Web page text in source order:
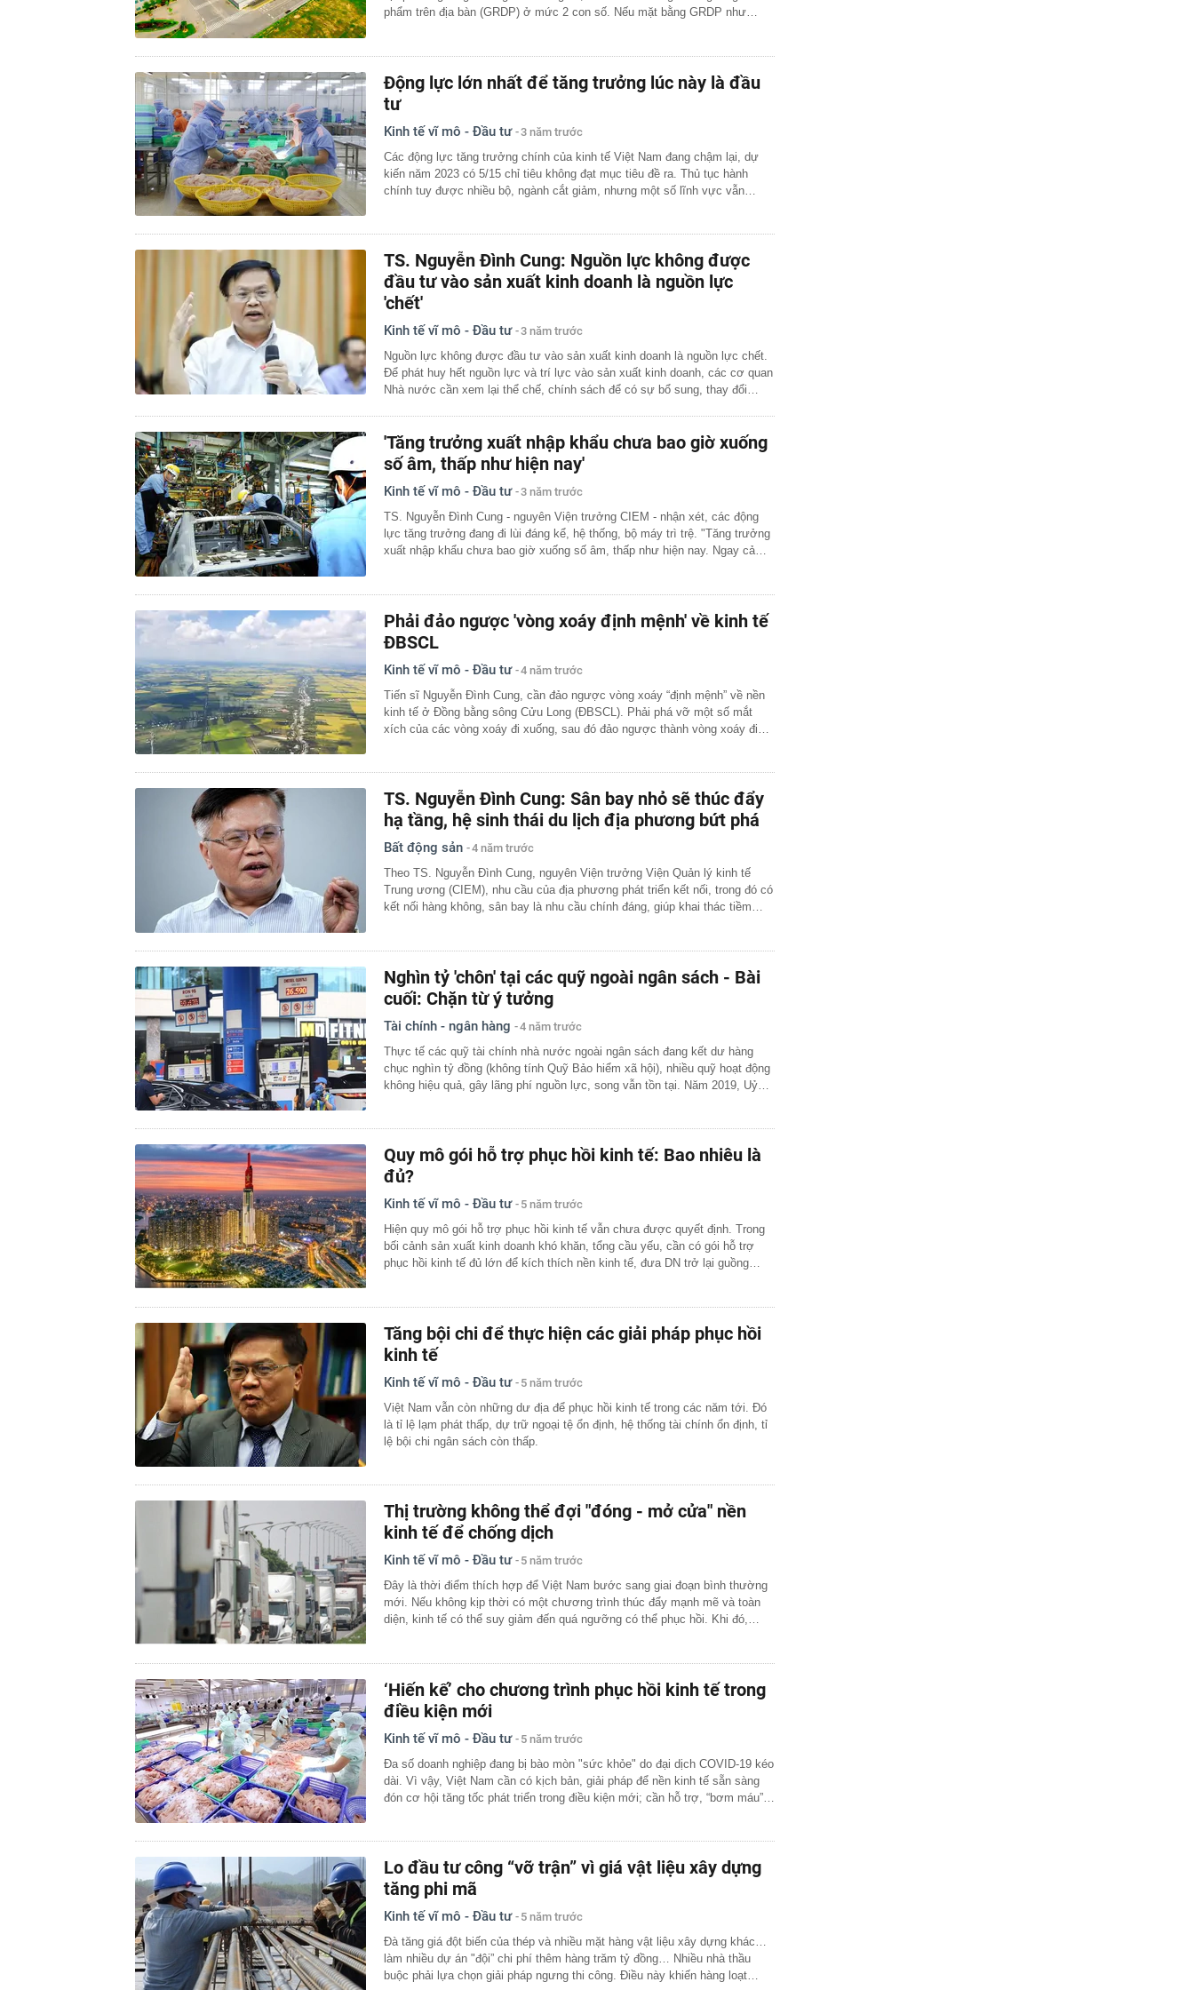
phẩm trên địa bàn (GRDP) ở mức 2 con số. Nếu mặt bằng GRDP như…
Động lực lớn nhất để tăng trưởng lúc này là đầu
tư
Kinh tế vĩ mô - Đầu tư
3 năm trước
Các động lực tăng trưởng chính của kinh tế Việt Nam đang chậm lại, dự
kiến năm 2023 có 5/15 chỉ tiêu không đạt mục tiêu đề ra. Thủ tục hành
chính tuy được nhiều bộ, ngành cắt giảm, nhưng một số lĩnh vực vẫn…
TS. Nguyễn Đình Cung: Nguồn lực không được
đầu tư vào sản xuất kinh doanh là nguồn lực
'chết'
Kinh tế vĩ mô - Đầu tư
3 năm trước
Nguồn lực không được đầu tư vào sản xuất kinh doanh là nguồn lực chết.
Để phát huy hết nguồn lực và trí lực vào sản xuất kinh doanh, các cơ quan
Nhà nước cần xem lại thể chế, chính sách để có sự bổ sung, thay đổi…
'Tăng trưởng xuất nhập khẩu chưa bao giờ xuống
số âm, thấp như hiện nay'
Kinh tế vĩ mô - Đầu tư
3 năm trước
TS. Nguyễn Đình Cung - nguyên Viện trưởng CIEM - nhận xét, các động
lực tăng trưởng đang đi lùi đáng kể, hệ thống, bộ máy trì trệ. "Tăng trưởng
xuất nhập khẩu chưa bao giờ xuống số âm, thấp như hiện nay. Ngay cả…
Phải đảo ngược 'vòng xoáy định mệnh' về kinh tế
ĐBSCL
Kinh tế vĩ mô - Đầu tư
4 năm trước
Tiến sĩ Nguyễn Đình Cung, cần đảo ngược vòng xoáy “định mệnh” về nền
kinh tế ở Đồng bằng sông Cửu Long (ĐBSCL). Phải phá vỡ một số mắt
xích của các vòng xoáy đi xuống, sau đó đảo ngược thành vòng xoáy đi…
TS. Nguyễn Đình Cung: Sân bay nhỏ sẽ thúc đẩy
hạ tầng, hệ sinh thái du lịch địa phương bứt phá
Bất động sản
4 năm trước
Theo TS. Nguyễn Đình Cung, nguyên Viện trưởng Viện Quản lý kinh tế
Trung ương (CIEM), nhu cầu của địa phương phát triển kết nối, trong đó có
kết nối hàng không, sân bay là nhu cầu chính đáng, giúp khai thác tiềm…
Nghìn tỷ 'chôn' tại các quỹ ngoài ngân sách - Bài
cuối: Chặn từ ý tưởng
Tài chính - ngân hàng
4 năm trước
Thực tế các quỹ tài chính nhà nước ngoài ngân sách đang kết dư hàng
chục nghìn tỷ đồng (không tính Quỹ Bảo hiểm xã hội), nhiều quỹ hoạt động
không hiệu quả, gây lãng phí nguồn lực, song vẫn tồn tại. Năm 2019, Uỷ…
Quy mô gói hỗ trợ phục hồi kinh tế: Bao nhiêu là
đủ?
Kinh tế vĩ mô - Đầu tư
5 năm trước
Hiện quy mô gói hỗ trợ phục hồi kinh tế vẫn chưa được quyết định. Trong
bối cảnh sản xuất kinh doanh khó khăn, tổng cầu yếu, cần có gói hỗ trợ
phục hồi kinh tế đủ lớn để kích thích nền kinh tế, đưa DN trở lại guồng…
Tăng bội chi để thực hiện các giải pháp phục hồi
kinh tế
Kinh tế vĩ mô - Đầu tư
5 năm trước
Việt Nam vẫn còn những dư địa để phục hồi kinh tế trong các năm tới. Đó
là tỉ lệ lạm phát thấp, dự trữ ngoại tệ ổn định, hệ thống tài chính ổn định, tỉ
lệ bội chi ngân sách còn thấp.
Thị trường không thể đợi "đóng - mở cửa" nền
kinh tế để chống dịch
Kinh tế vĩ mô - Đầu tư
5 năm trước
Đây là thời điểm thích hợp để Việt Nam bước sang giai đoạn bình thường
mới. Nếu không kịp thời có một chương trình thúc đẩy mạnh mẽ và toàn
diện, kinh tế có thể suy giảm đến quá ngưỡng có thể phục hồi. Khi đó,…
‘Hiến kế’ cho chương trình phục hồi kinh tế trong
điều kiện mới
Kinh tế vĩ mô - Đầu tư
5 năm trước
Đa số doanh nghiệp đang bị bào mòn "sức khỏe" do đại dịch COVID-19 kéo
dài. Vì vậy, Việt Nam cần có kịch bản, giải pháp để nền kinh tế sẵn sàng
đón cơ hội tăng tốc phát triển trong điều kiện mới; cần hỗ trợ, “bơm máu”…
Lo đầu tư công “vỡ trận” vì giá vật liệu xây dựng
tăng phi mã
Kinh tế vĩ mô - Đầu tư
5 năm trước
Đà tăng giá đột biến của thép và nhiều mặt hàng vật liệu xây dựng khác…
làm nhiều dự án "đội” chi phí thêm hàng trăm tỷ đồng… Nhiều nhà thầu
buộc phải lựa chọn giải pháp ngưng thi công. Điều này khiến hàng loạt…